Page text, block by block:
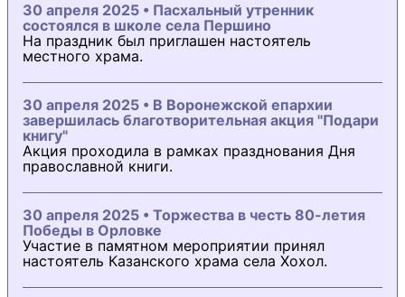
30 апреля 2025 • Пасхальный утренник
состоялся в школе села Першино
На праздник был приглашен настоятель
местного храма.
30 апреля 2025 • В Воронежской епархии
завершилась благотворительная акция "Подари
книгу"
Акция проходила в рамках празднования Дня
православной книги.
30 апреля 2025 • Торжества в честь 80-летия
Победы в Орловке
Участие в памятном мероприятии принял
настоятель Казанского храма села Хохол.